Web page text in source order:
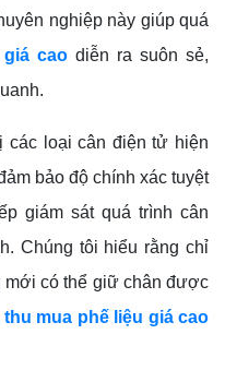
nghiệp này giúp quá
caodiễn ra suôn sẻ,
các loại cân điện tử hiện
bảo độ chính xác tuyệt
giám sát quá trình cân
Chúng tôi hiểu rằng chỉ
có thể giữ chân được
thu mua phế liệu giá cao